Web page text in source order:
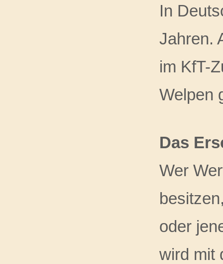
In
Jahren.
im KfT-
Welpen
Das
Wer
oder
wird mit